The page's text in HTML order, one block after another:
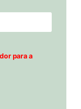
para a